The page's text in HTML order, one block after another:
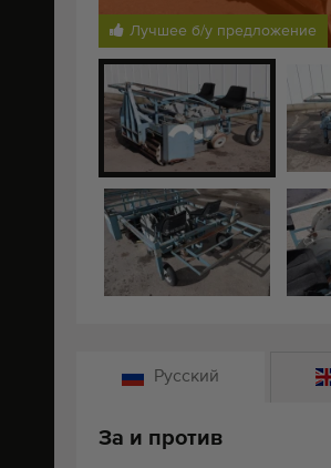
Лучшее б/у предложение
Русский
За и против